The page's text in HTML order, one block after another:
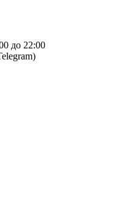
до 22:00